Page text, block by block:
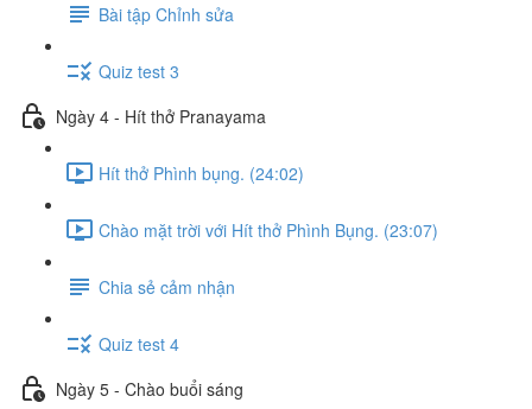
Bài tập Chỉnh sửa
Quiz test 3
Ngày 4 - Hít thở Pranayama
Hít thở Phình bụng. (24:02)
Chào mặt trời với Hít thở Phình Bụng. (23:07)
Chia sẻ cảm nhận
Quiz test 4
Ngày 5 - Chào buổi sáng